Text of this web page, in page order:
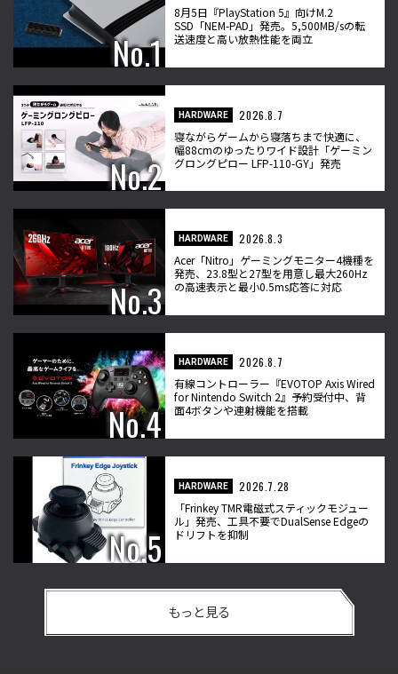
8月5日『PlayStation 5』向けM.2
SSD「NEM-PAD」発売。5,500MB/sの転
送速度と高い放熱性能を両立
HARDWARE
2026.8.7
寝ながらゲームから寝落ちまで快適に、
幅88cmのゆったりワイド設計「ゲーミン
グロングピロー LFP-110-GY」発売
HARDWARE
2026.8.3
Acer「Nitro」ゲーミングモニター4機種を
発売、23.8型と27型を用意し最大260Hz
の高速表示と最小0.5ms応答に対応
HARDWARE
2026.8.7
有線コントローラー『EVOTOP Axis Wired
for Nintendo Switch 2』予約受付中、背
面4ボタンや連射機能を搭載
HARDWARE
2026.7.28
「Frinkey TMR電磁式スティックモジュー
ル」発売、工具不要でDualSense Edgeの
ドリフトを抑制
もっと見る